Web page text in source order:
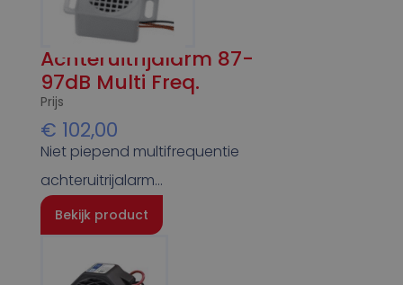
Achteruitrijalarm 87-
97dB Multi Freq.
Prijs
€ 102,00
Niet piepend multifrequentie
achteruitrijalarm…
Bekijk product